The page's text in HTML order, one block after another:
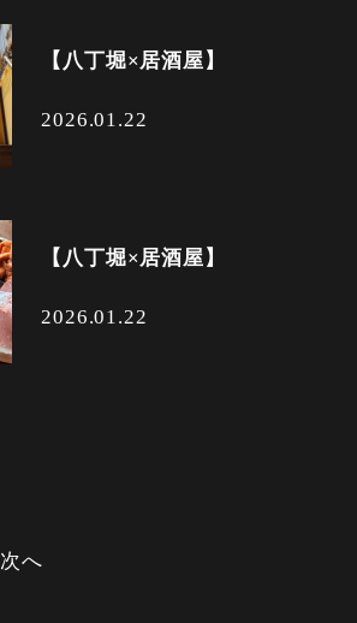
【八丁堀×居酒屋】
2026.01.22
【八丁堀×居酒屋】
2026.01.22
次へ